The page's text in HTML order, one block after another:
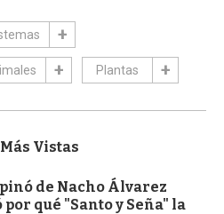
Plantas
Vistas
de Nacho Álvarez
qué "Santo y Seña" la